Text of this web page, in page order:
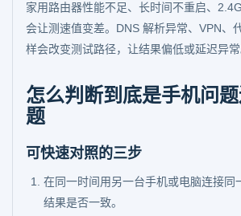
家用路由器性能不足、长时间不重启、
会让测速值变差。DNS 解析异常、VPN、
样会改变测试路径，让结果偏低或延迟异常
怎么判断到底是手机问
题
可快速对照的三步
在同一时间用另一台手机或电脑连接同
结果是否一致。